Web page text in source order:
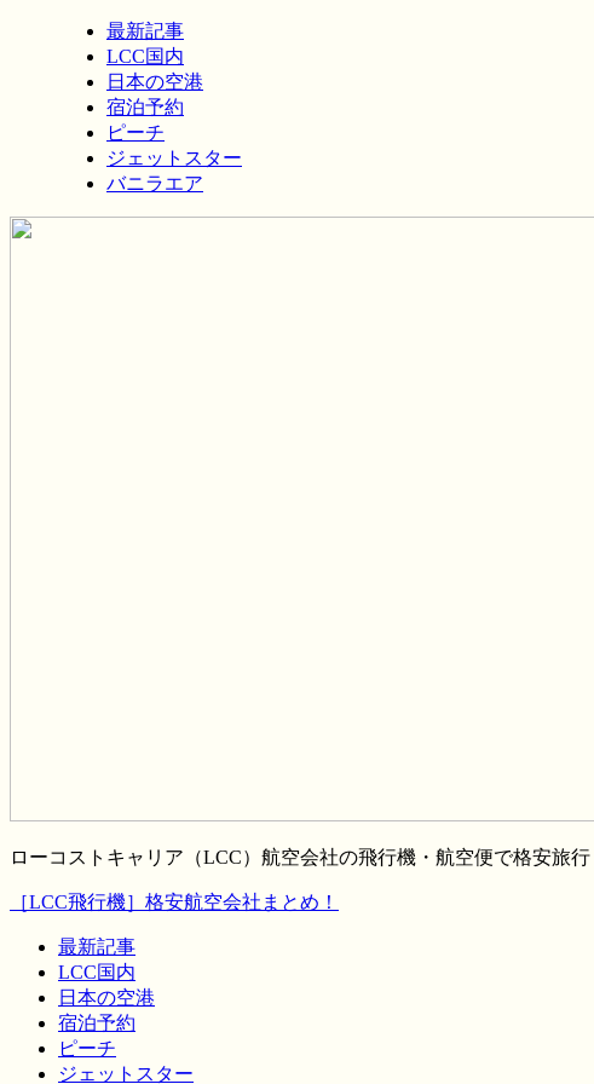
最新記事
LCC国内
日本の空港
宿泊予約
ピーチ
ジェットスター
バニラエア
ローコストキャリア（LCC）航空会社の飛行機・航空便で格安旅
［LCC飛行機］格安航空会社まとめ！
最新記事
LCC国内
日本の空港
宿泊予約
ピーチ
ジェットスター